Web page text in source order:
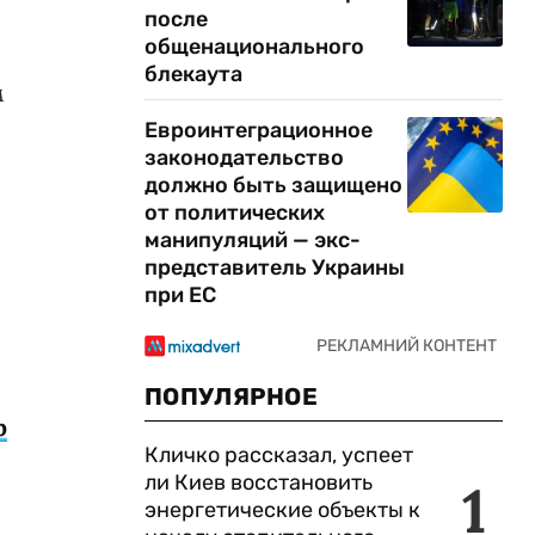
после
общенационального
блекаута
Евроинтеграционное
законодательство
должно быть защищено
от политических
манипуляций — экс-
представитель Украины
при ЕС
ПОПУЛЯРНОЕ
1
Кличко рассказал, успеет
ли Киев восстановить
энергетические объекты к